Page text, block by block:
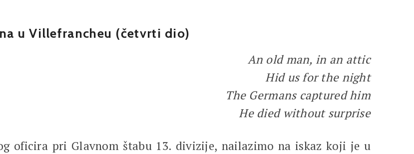
u Villefrancheu (četvrti dio)
An old man, in an attic
Hid us for the night
The Germans captured him
He died without surprise
oficira pri Glavnom štabu 13. divizije, nailazimo na iskaz koji je u